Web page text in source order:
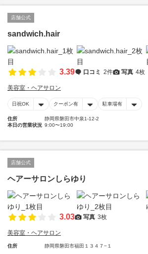
店舗公式
sandwich.hair
3.39 口コミ 2件 写真 4枚
美容室・ヘアサロン
日祝OK クーポン有 駐車場有
住所
静岡県磐田市中泉1-12-2
本日の営業状況 9:00〜19:00
店舗公式
ヘアーサロンしらゆり
3.03 写真 3枚
美容室・ヘアサロン
住所 静岡県磐田市福田１３４７−１